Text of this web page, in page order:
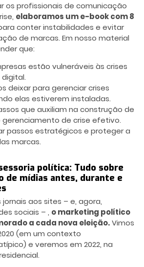
os profissionais de comunicação
elaboramos um e-book com 8
conter instabilidades e evitar
de marcas. Em nosso material
que:
estão vulneráveis às crises
deixar para gerenciar crises
elas estiverem instaladas.
que auxiliam na construção de
gerenciamento de crise efetivo.
passos estratégicos e proteger a
marcas.
política: Tudo sobre
de mídias antes, durante e
jornais aos sites – e, agora,
sociais – , o marketing político
a cada nova eleição.Vimos
(em um contexto
e veremos em 2022, na